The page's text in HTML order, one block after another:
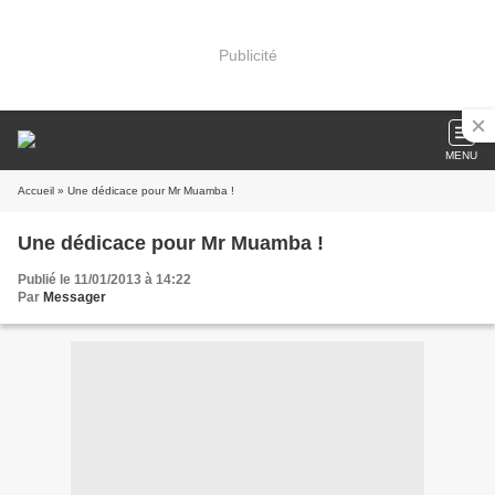
Publicité
MENU
Accueil » Une dédicace pour Mr Muamba !
Une dédicace pour Mr Muamba !
Publié le 11/01/2013 à 14:22
Par Messager